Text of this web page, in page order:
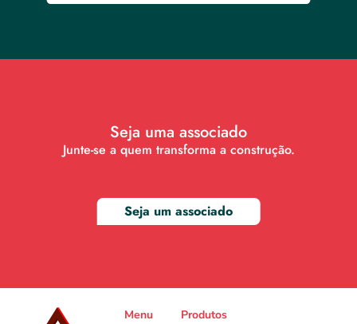
Menu Produtos
Seja uma associado
Junte-se a quem transforma a construção.
Seja um associado